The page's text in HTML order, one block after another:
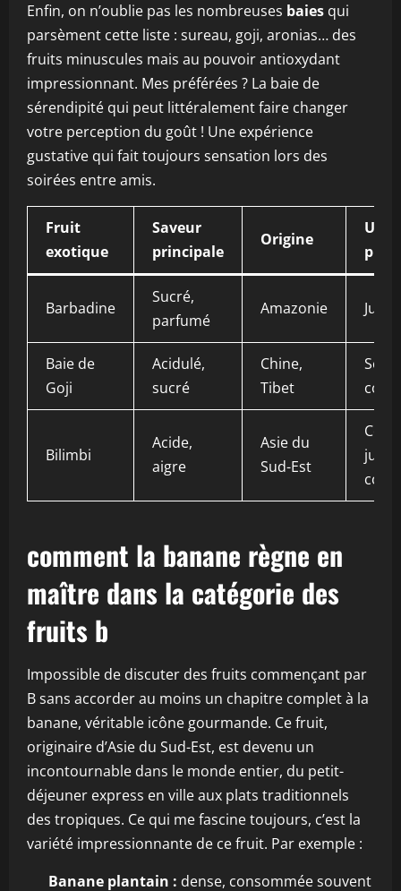
Enfin, on n’oublie pas les nombreuses baies qui
parsèment cette liste : sureau, goji, aronias… des
fruits minuscules mais au pouvoir antioxydant
impressionnant. Mes préférées ? La baie de
sérendipité qui peut littéralement faire changer
votre perception du goût ! Une expérience
gustative qui fait toujours sensation lors des
soirées entre amis.
Fruit
exotique
Saveur
principale
Origine
Barbadine
Sucré,
parfumé
Amazonie Jus,
Baie de
Goji
Acidulé,
sucré
Chine,
Tibet
Bilimbi
Acide,
aigre
Asie du
Sud-Est
jus,
comment la banane règne en
maître dans la catégorie des
fruits b
Impossible de discuter des fruits commençant par
B sans accorder au moins un chapitre complet à la
banane, véritable icône gourmande. Ce fruit,
originaire d’Asie du Sud-Est, est devenu un
incontournable dans le monde entier, du petit-
déjeuner express en ville aux plats traditionnels
des tropiques. Ce qui me fascine toujours, c’est la
variété impressionnante de ce fruit. Par exemple :
Banane plantain : dense, consommée souvent